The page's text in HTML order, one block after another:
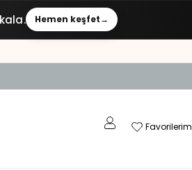
Hemen keşfet→
Favorilerim